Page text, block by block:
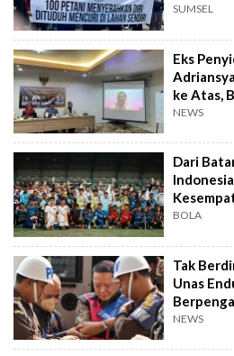
SUMSEL
Eks
ke Atas,
NEWS
Dari
BOLA
Tak
Unas
Jampidsus
NEWS